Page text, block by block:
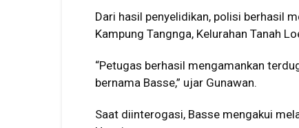
Dari hasil penyelidikan, polisi berhasil
Kampung Tangnga, Kelurahan Tanah
“Petugas berhasil mengamankan
bernama Basse,” ujar Gunawan.
Saat diinterogasi, Basse mengakui